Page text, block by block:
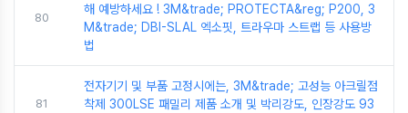
80
해 예방하세요 ! 3M&trade; PROTECTA&reg; P200, 3
M&trade; DBI-SLAL 엑소핏, 트라우마 스트랩 등 사용방
법
81
전자기기 및 부품 고정시에는, 3M&trade; 고성능 아크릴점
착제 300LSE 패밀리 제품 소개 및 박리강도, 인장강도 93